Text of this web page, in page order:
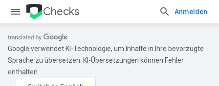
Checks Anmelden
Google verwendet KI-Technologie, um Inhalte in Ihre bevorzugte
Sprache zu übersetzen. KI-Übersetzungen können Fehler
enthalten.